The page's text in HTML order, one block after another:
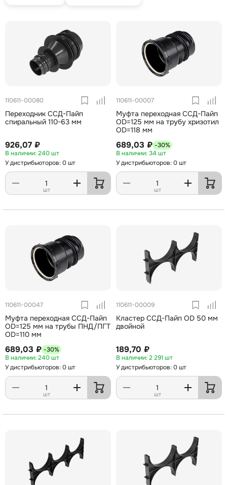
110611-00080
Переходник ССД-Пайп
спиральный 110-63 мм
926,07 ₽
240 шт
У дистрибьюторов: 0 шт
шт
110611-00007
Муфта переходная ССД-Пайп
OD=125 мм на трубу хризотил
OD=118 мм
689,03 ₽ -30%
34 шт
У дистрибьюторов: 0 шт
шт
110611-00047
Муфта переходная ССД-Пайп
OD=125 мм на трубы ПНД/ПГТ
OD=110 мм
689,03 ₽ -30%
240 шт
У дистрибьюторов: 0 шт
шт
110611-00009
Кластер ССД-Пайп OD 50 мм
двойной
189,70 ₽
2 291 шт
У дистрибьюторов: 0 шт
шт